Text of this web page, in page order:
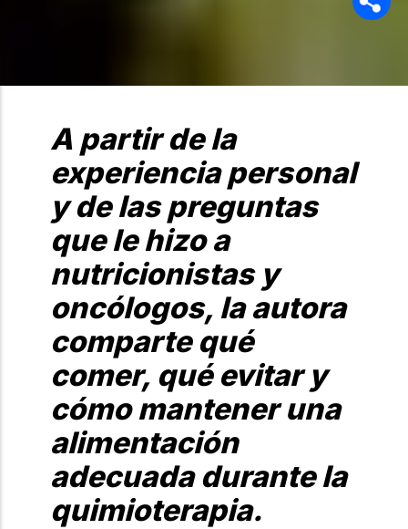
A partir de la
experiencia personal
y de las preguntas
que le hizo a
nutricionistas y
oncólogos, la autora
comparte qué
comer, qué evitar y
cómo mantener una
alimentación
adecuada durante la
quimioterapia.